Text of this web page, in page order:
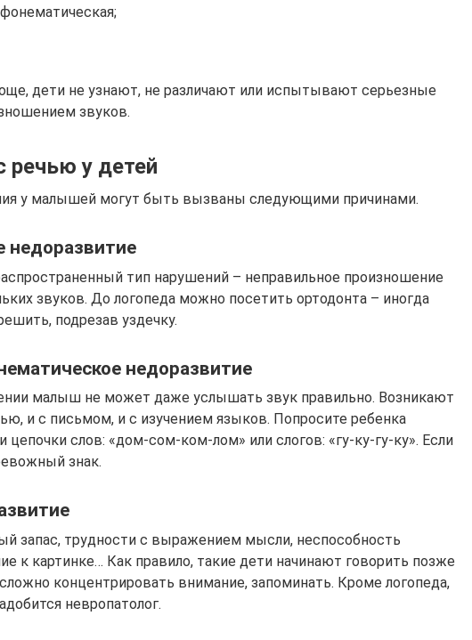
дети не узнают, не различают или испытывают серьезные
звуков.
у детей
у малышей могут быть вызваны следующими причинами.
недоразвитие
тип нарушений – неправильное произношение
звуков. До логопеда можно посетить ортодонта – иногда
подрезав уздечку.
недоразвитие
малыш не может даже услышать звук правильно. Возникают
и с письмом, и с изучением языков. Попросите ребенка
цепочки слов: «дом-сом-ком-лом» или слогов: «гу-ку-гу-ку». Если
знак.
запас, трудности с выражением мысли, неспособность
к картинке… Как правило, такие дети начинают говорить позже
концентрировать внимание, запоминать. Кроме логопеда,
невропатолог.